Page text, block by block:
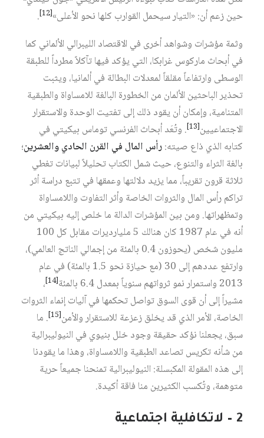
حين زعم أن: «التيار سيحمل القوارب كلها نحو الأعلى»[12]
.
وثمة مؤشرات وشواهد أخرى في الاقتصاد الليبرالي الألماني كما
في أبحاث ماركوس غرابكا، التي يؤكد فيها تآكلاً مطرداً للطبقة
الوسطى وارتفاعاً مقلقاً لمعدلات البطالة في ألمانيا، ويثبت
تحذير الباحثين الألمان من الخطورة البالغة للامساواة والطبقية
المتنامية، وإمكان أن يقود ذلك إلى تفتيت الوحدة والاستقرار
الاجتماعيين[13]
. وتُعَد أبحاث الفرنسي توماس بيكيتي في
كتابه الذي ذاع صيته:رأس المال في القرن الحادي والعشرين؛
بالغة الثراء والتنوع، حيث شمل الكتاب تحليلاً لبيانات تغطي
ثلاثة قرون تقريباً، مما يزيد دلالتها وعمقها في تتبع دراسة أثر
تراكم رأس المال والثروات الخاصة وأثر التفاوت واللامساواة
وتمظهراتها. ومن بين المؤشرات الدالة ما خلص إليه بيكيتي من
أنه في عام 1987 كان هنالك 5 مليارديرات مقابل كل 100
مليون شخص (يحوزون 0.4 بالمئة من إجمالي الناتج العالمي)،
وارتفع عددهم إلى 30 (مع حيازة نحو 1.5 بالمئة) في عام
2013 واستمرار نمو ثرواتهم سنوياً بمعدل 6.4 بالمئة
[14]
،
مشيراً إلى أن قوى السوق تواصل تحكمها في آليات إنماء الثروات
الخاصة، الأمر الذي قد يخلق زعزعة للاستقرار والأمن[15]
. ما
سبق، يجعلنا نؤكد حقيقة وجود خلل بنيوي في النيوليبرالية
من شأنه تكريس تصاعد الطبقية واللامساواة، وهذا ما يقودنا
إلى هذه المقولة المكبسلة: النيوليبرالية تمنحنا جميعاً حرية
متوهمة، وتُكسب الكثيرين منا فاقة أكيدة.
2 – لاتكافلية اجتماعية